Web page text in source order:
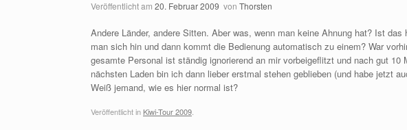
Veröffentlicht am 20. Februar 2009 von Thorsten
Andere Länder, andere Sitten. Aber was, wenn man keine Ahnung hat? Ist
man sich hin und dann kommt die Bedienung automatisch zu einem? War
gesamte Personal ist ständig ignorierend an mir vorbeigeflitzt und nach gut 10
nächsten Laden bin ich dann lieber erstmal stehen geblieben (und habe jetzt
Weiß jemand, wie es hier normal ist?
Veröffentlicht in Kiwi-Tour 2009